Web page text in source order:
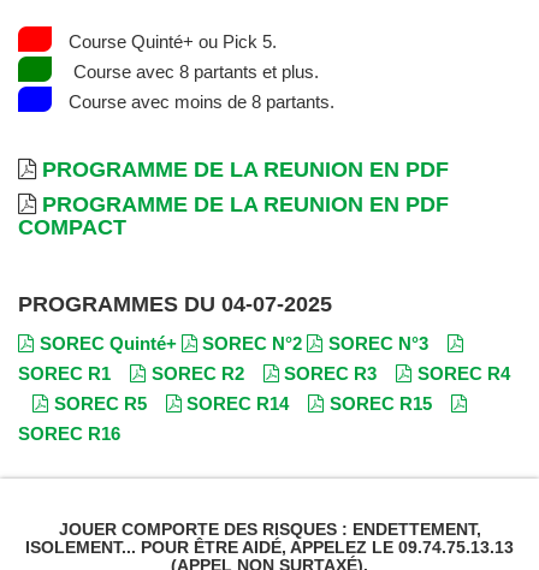
Course Quinté+ ou Pick 5.
Course avec 8 partants et plus.
Course avec moins de 8 partants.
PROGRAMME DE LA REUNION EN PDF
PROGRAMME DE LA REUNION EN PDF
COMPACT
PROGRAMMES DU 04-07-2025
SOREC Quinté+ SOREC N°2
SOREC N°3
SOREC R1
SOREC R2 SOREC R3
SOREC R4
SOREC R5
SOREC R14
SOREC R15
SOREC R16
JOUER COMPORTE DES RISQUES : ENDETTEMENT,
ISOLEMENT... POUR ÊTRE AIDÉ, APPELEZ LE 09.74.75.13.13
(APPEL NON SURTAXÉ).